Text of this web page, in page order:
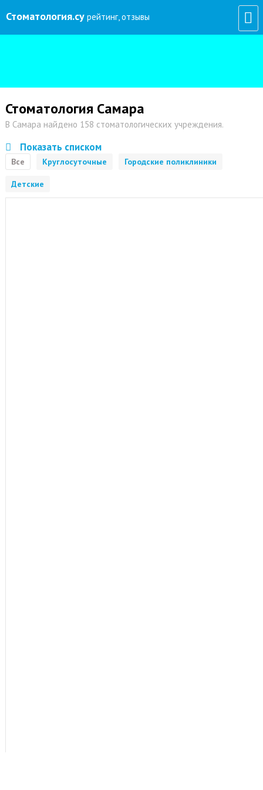
Стоматология.су рейтинг, отзывы
Стоматология Самара
В Самара найдено 158 стоматологических учреждения.
Показать списком
Все Круглосуточные Городские поликлиники
Детские